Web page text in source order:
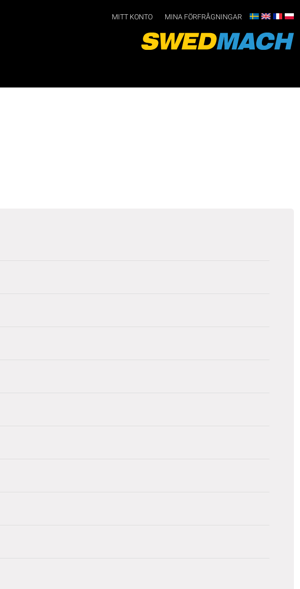
MITT KONTO MINA FÖRFRÅGNINGAR